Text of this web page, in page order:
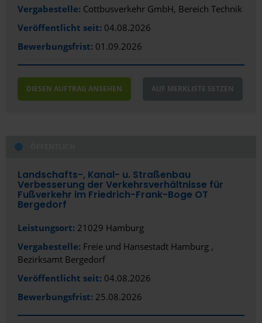
Amberg
Aue
Bad Segeberg
Bad Vilbel
Baden-Baden
Bamberg
Bautzen
Vergabestelle: Cottbusverkehr GmbH, Bereich Technik
Veröffentlicht seit: 04.08.2026
Bewerbungsfrist: 01.09.2026
DIESEN AUFTRAG ANSEHEN AUF MERKLISTE SETZEN
Landschafts-, Kanal- u. Straßenbau
Verbesserung der Verkehrsverhältnisse für
Fußverkehr im Friedrich-Frank-Boge OT
Bergedorf
Leistungsort: 21029 Hamburg
Vergabestelle: Freie und Hansestadt Hamburg ,
Bezirksamt Bergedorf
Veröffentlicht seit: 04.08.2026
Bewerbungsfrist: 25.08.2026